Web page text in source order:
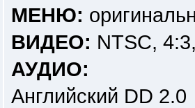
МЕНЮ:
ВИДЕО: NTSC,
АУДИО:
Английский DD 2.0